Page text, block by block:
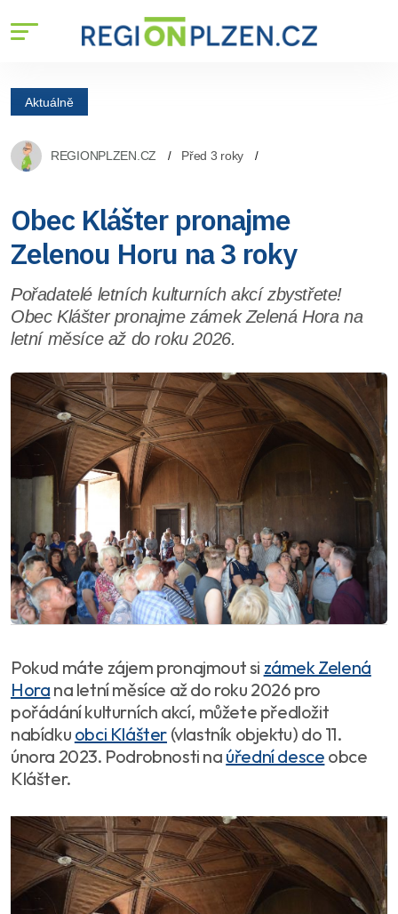
Aktuálně
REGIONPLZEN.CZ Před 3 roky
Obec Klášter pronajme
Zelenou Horu na 3 roky
Pořadatelé letních kulturních akcí zbystřete!
Obec Klášter pronajme zámek Zelená Hora na
letní měsíce až do roku 2026.
Pokud máte zájem pronajmout si zámek Zelená
Hora na letní měsíce až do roku 2026 pro
pořádání kulturních akcí, můžete předložit
nabídku obci Klášter (vlastník objektu) do 11.
února 2023. Podrobnosti na úřední desce obce
Klášter.